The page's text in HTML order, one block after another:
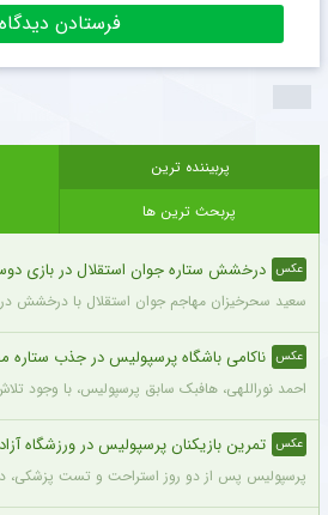
پربیننده ترین
پربحث ترین ها
عکس درخشش ستاره جوان استقلال در بازی
سعید سحرخیزان مهاجم جوان استقلال با درخشش
عکس ناکامی باشگاه پرسپولیس در جذب
احمد نوراللهی، هافبک سابق پرسپولیس، با وجود
عکس تمرین بازیکنان پرسپولیس در ورزشگاه
پرسپولیس پس از دو روز استراحت و تست پزشکی، در